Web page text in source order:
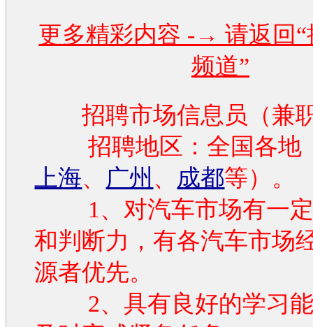
更多精彩内容 -→ 请返回“
频道”
招聘市场信息员（兼
招聘地区：全国各地
上海、 广州 、 成都等）。
1、对汽车市场有一定
和判断力，有各汽车市场
源者优先。
2、具有良好的学习能